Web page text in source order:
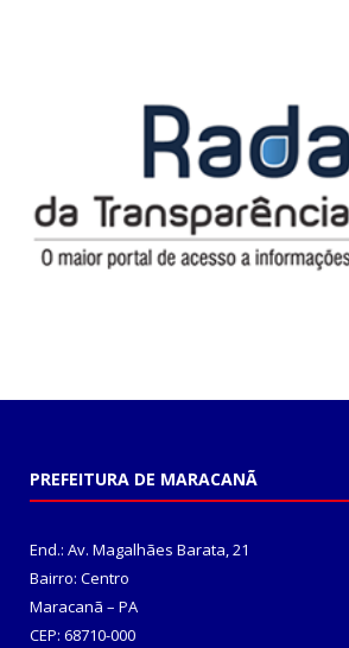
PREFEITURA DE MARACANÃ
End.: Av. Magalhães Barata, 21
Bairro: Centro
Maracanã – PA
CEP: 68710-000